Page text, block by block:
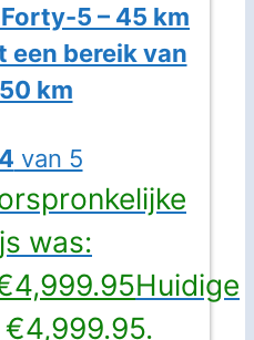
5 – 45 km
een bereik van
km
van 5
was:
4,999.95Huidige